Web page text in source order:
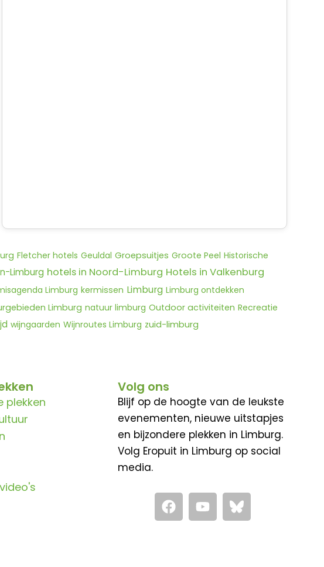
Fletcher hotels Geuldal Groepsuitjes Groote Peel Historische
Limburg hotels in Noord-Limburg Hotels in Valkenburg
Limburg kermissen Limburg Limburg ontdekken
Limburg natuur limburg Outdoor activiteiten Recreatie
wijngaarden Wijnroutes Limburg zuid-limburg
plekken
Volg ons
Blijf op de hoogte van de leukste
evenementen, nieuwe uitstapjes
en bijzondere plekken in Limburg.
Volg Eropuit in Limburg op social
media.
F
a
c
Y
o
u